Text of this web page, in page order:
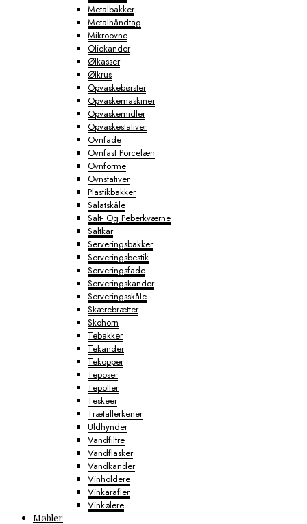
Metalbakker
Metalhåndtag
Mikroovne
Oliekander
Ølkasser
Ølkrus
Opvaskebørster
Opvaskemaskiner
Opvaskemidler
Opvaskestativer
Ovnfade
Ovnfast Porcelæn
Ovnforme
Ovnstativer
Plastikbakker
Salatskåle
Salt- Og Peberkværne
Saltkar
Serveringsbakker
Serveringsbestik
Serveringsfade
Serveringskander
Serveringsskåle
Skærebrætter
Skohorn
Tebakker
Tekander
Tekopper
Teposer
Tepotter
Teskeer
Trætallerkener
Uldhynder
Vandfiltre
Vandflasker
Vandkander
Vinholdere
Vinkarafler
Vinkølere
Møbler